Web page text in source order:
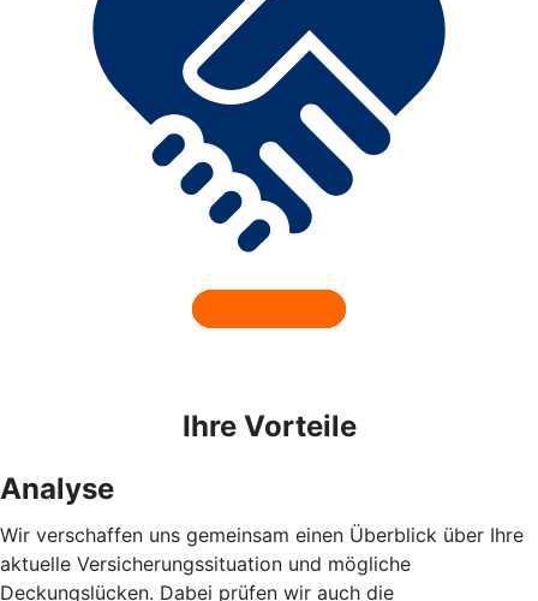
Ihre Vorteile
Analyse
Wir verschaffen uns gemeinsam einen Überblick über Ihre
aktuelle Versicherungssituation und mögliche
Deckungslücken. Dabei prüfen wir auch die